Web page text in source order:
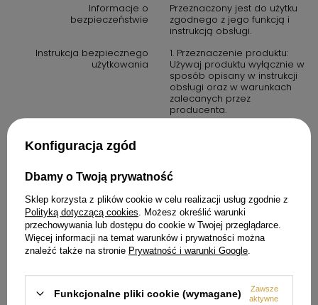
Informacje o
bezpieczeństwie
Przeznaczony jest do użytku
zgodnego z jego funkcją i
instrukcją obsługi.
Instrukcja bezpiecznego
użytkowania
1. Przeznaczenie produktu:
Używaj produktu wyłącznie w
sposób opisany w instrukcji
obsługi oraz w warunkach
zalecanych przez
producenta.
nie jest zabawką. Należy
przechowywać go poza
zasięgiem dzieci, chyba że
instrukcja stanowi inaczej.
3. W przypadku produktów
elektrycznych: upewnij się, że
urządzenie jest podłączone
do prawidłowego źródła
urządzenia w wilgotnych
warunkach, chyba że jest to
Konfiguracja zgód
Dbamy o Twoją prywatność
Sklep korzysta z plików cookie w celu realizacji usług zgodnie z
Polityką dotyczącą cookies . Możesz określić warunki
przechowywania lub dostępu do cookie w Twojej przeglądarce.
Więcej informacji na temat warunków i prywatności można
znaleźć także na stronie Prywatność i warunki Google
Funkcjonalne pliki cookie (wymagane)
Zawsze
aktywne